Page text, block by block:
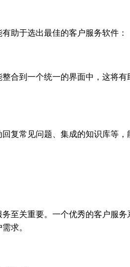
助于选出最佳的客户服务软件：
合到一个统一的界面中，这将
复常见问题、集成的知识库等
至关重要。一个优秀的客户服
求。